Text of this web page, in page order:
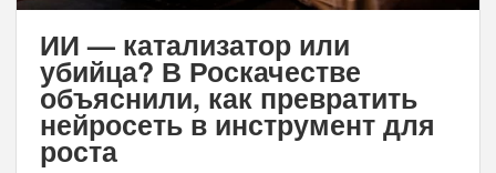
ИИ — катализатор или
убийца? В Роскачестве
объяснили, как превратить
нейросеть в инструмент для
роста